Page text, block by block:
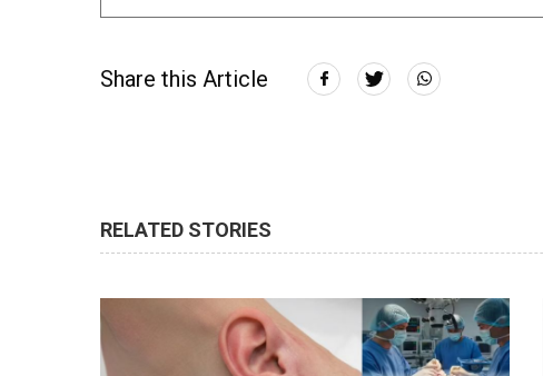
Share this Article
RELATED STORIES